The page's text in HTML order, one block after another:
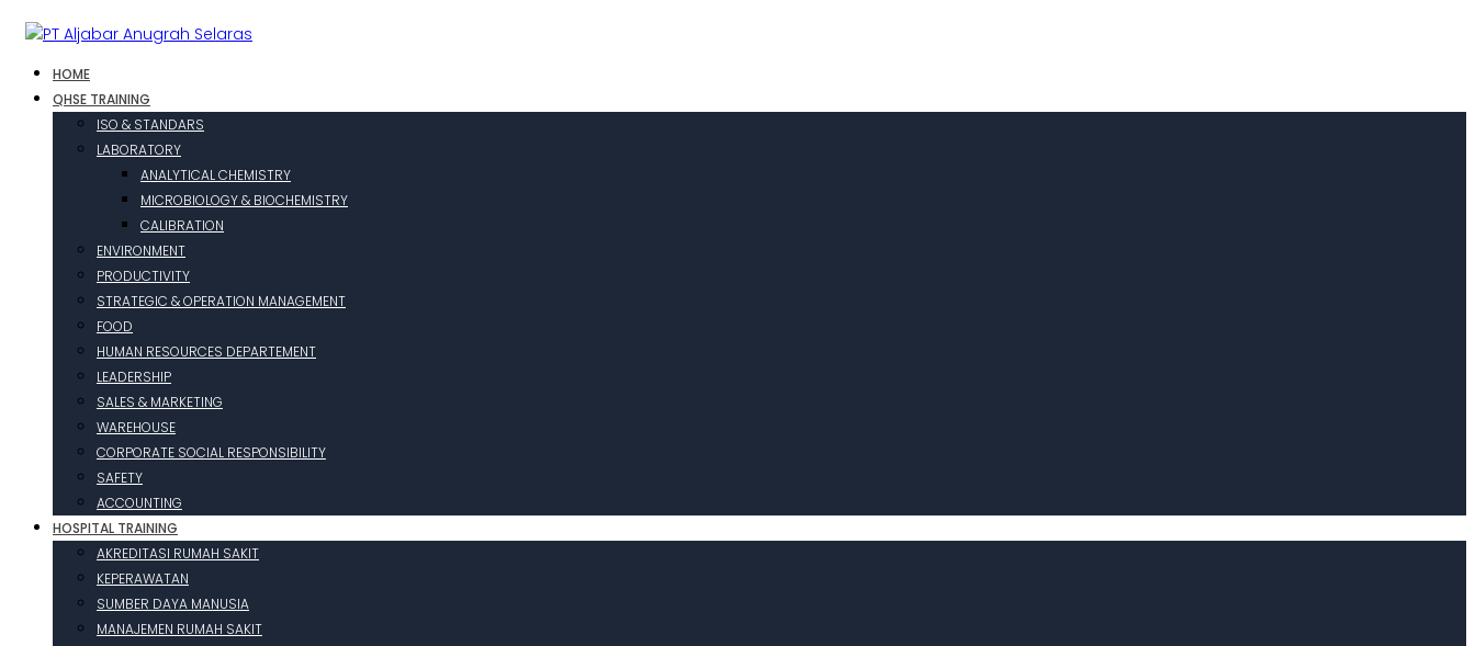
HOME
QHSE TRAINING
ISO & STANDARS
LABORATORY
ANALYTICAL CHEMISTRY
MICROBIOLOGY & BIOCHEMISTRY
CALIBRATION
ENVIRONMENT
PRODUCTIVITY
STRATEGIC & OPERATION MANAGEMENT
FOOD
HUMAN RESOURCES DEPARTEMENT
LEADERSHIP
SALES & MARKETING
WAREHOUSE
CORPORATE SOCIAL RESPONSIBILITY
SAFETY
ACCOUNTING
HOSPITAL TRAINING
AKREDITASI RUMAH SAKIT
KEPERAWATAN
SUMBER DAYA MANUSIA
MANAJEMEN RUMAH SAKIT